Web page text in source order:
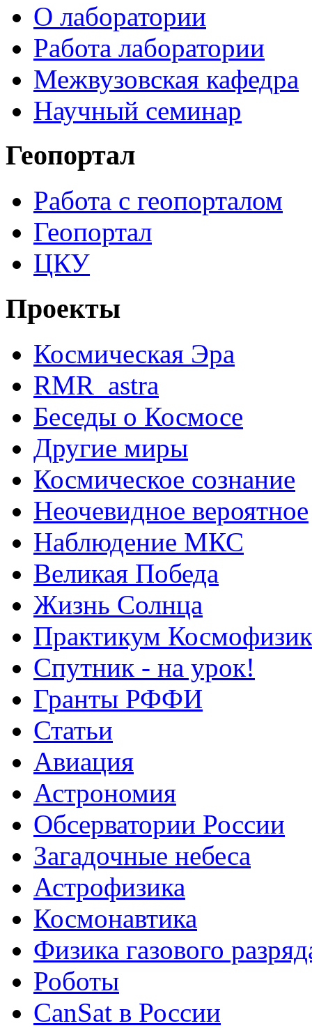
О лаборатории
Работа лаборатории
Межвузовская кафедра
Научный семинар
Геопортал
Работа с геопорталом
Геопортал
ЦКУ
Проекты
Космическая Эра
RMR_astra
Беседы о Космосе
Другие миры
Космическое сознание
Неочевидное вероятное
Наблюдение МКС
Великая Победа
Жизнь Солнца
Практикум
Спутник - на урок!
Гранты РФФИ
Статьи
Авиация
Астрономия
Обсерватории России
Загадочные небеса
Астрофизика
Космонавтика
Физика газового
Роботы
CanSat в России